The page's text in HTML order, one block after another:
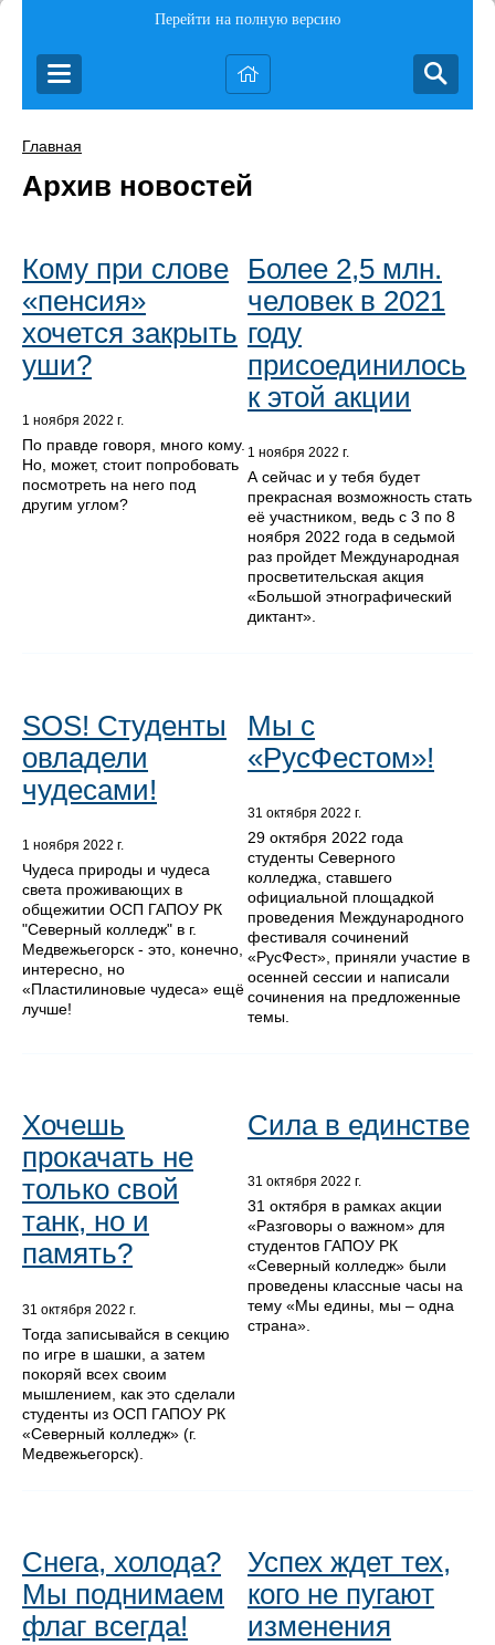
Перейти на полную версию
Главная
Архив новостей
Кому при слове
«пенсия»
хочется закрыть
уши?
1 ноября 2022 г.
По правде говоря, много кому.
Но, может, стоит попробовать
посмотреть на него под
другим углом?
Более 2,5 млн.
человек в 2021
году
присоединилось
к этой акции
1 ноября 2022 г.
А сейчас и у тебя будет
прекрасная возможность стать
её участником, ведь с 3 по 8
ноября 2022 года в седьмой
раз пройдет Международная
просветительская акция
«Большой этнографический
диктант».
SOS! Студенты
овладели
чудесами!
1 ноября 2022 г.
Чудеса природы и чудеса
света проживающих в
общежитии ОСП ГАПОУ РК
"Северный колледж" в г.
Медвежьегорск - это, конечно,
интересно, но
«Пластилиновые чудеса» ещё
лучше!
Мы с
«РусФестом»!
31 октября 2022 г.
29 октября 2022 года
студенты Северного
колледжа, ставшего
официальной площадкой
проведения Международного
фестиваля сочинений
«РусФест», приняли участие в
осенней сессии и написали
сочинения на предложенные
темы.
Хочешь
прокачать не
только свой
танк, но и
память?
31 октября 2022 г.
Тогда записывайся в секцию
по игре в шашки, а затем
покоряй всех своим
мышлением, как это сделали
студенты из ОСП ГАПОУ РК
«Северный колледж» (г.
Медвежьегорск).
Сила в единстве
31 октября 2022 г.
31 октября в рамках акции
«Разговоры о важном» для
студентов ГАПОУ РК
«Северный колледж» были
проведены классные часы на
тему «Мы едины, мы – одна
страна».
Снега, холода?
Мы поднимаем
флаг всегда!
Успех ждет тех,
кого не пугают
изменения